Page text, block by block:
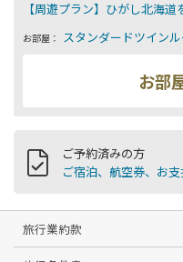
お部屋：
ご予約済みの方
ご宿泊、航空券、お
旅行業約款